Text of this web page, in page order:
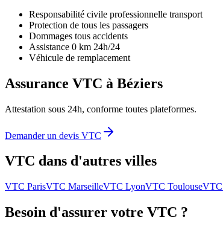
Responsabilité civile professionnelle transport
Protection de tous les passagers
Dommages tous accidents
Assistance 0 km 24h/24
Véhicule de remplacement
Assurance VTC à Béziers
Attestation sous 24h, conforme toutes plateformes.
Demander un devis VTC
VTC dans d'autres villes
VTC ParisVTC MarseilleVTC LyonVTC ToulouseVTC
Besoin d'assurer votre VTC ?